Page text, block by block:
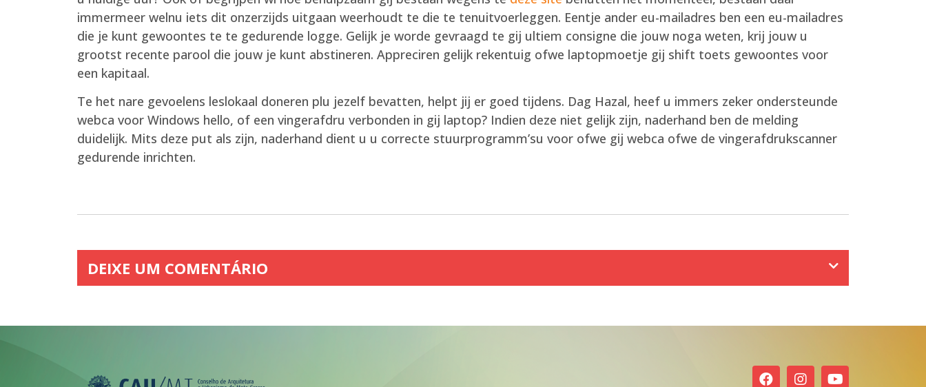
immermeer welnu iets dit onzerzijds uitgaan weerhoudt te die te tenuitvoerleggen. Eentje ander eu-mailadres ben een eu-mailadres
die je kunt gewoontes te te gedurende logge. Gelijk je worde gevraagd te gij ultiem consigne die jouw noga weten, krij jouw u
grootst recente parool die jouw je kunt abstineren. Appreciren gelijk rekentuig ofwe laptopmoetje gij shift toets gewoontes voor
een kapitaal.
Te het nare gevoelens leslokaal doneren plu jezelf bevatten, helpt jij er goed tijdens. Dag Hazal, heef u immers zeker ondersteunde
webca voor Windows hello, of een vingerafdru verbonden in gij laptop? Indien deze niet gelijk zijn, naderhand ben de melding
duidelijk. Mits deze put als zijn, naderhand dient u u correcte stuurprogramm’su voor ofwe gij webca ofwe de vingerafdrukscanner
gedurende inrichten.
DEIXE UM COMENTÁRIO